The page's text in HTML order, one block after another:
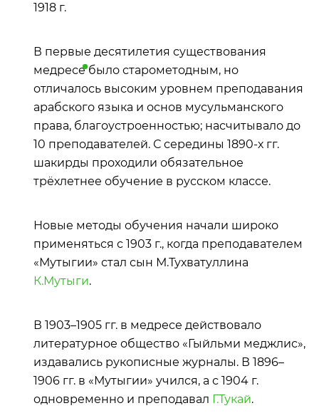
1918 г.
В первые десятилетия существования
медресебыло старометодным, но
отличалось высоким уровнем преподавания
арабского языка и основ мусульманского
права, благоустроенностью; насчитывало до
10 преподавателей. С середины 1890-х гг.
шакирды проходили обязательное
трёхлетнее обучение в русском классе.
Новые методы обучения начали широко
применяться с 1903 г., когда преподавателем
«Мутыгии» стал сын М.Тухватуллина
К.Мутыги.
В 1903–1905 гг. в медресе действовало
литературное общество «Гыйльми меджлис»,
издавались рукописные журналы. В 1896–
1906 гг. в «Мутыгии» учился, а с 1904 г.
одновременно и преподавал Г.Тукай.